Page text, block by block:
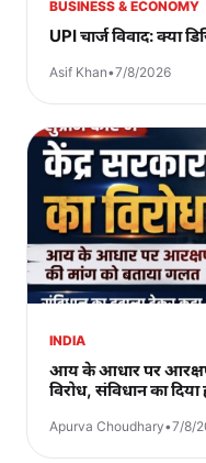
BUSINESS & ECONOMY
UPI चार्ज विवाद: क्या
Asif Khan•7/8/2026
INDIA
आय के आधार पर आरक्षण
विरोध, संविधान का दिया
Apurva Choudhary•7/8/